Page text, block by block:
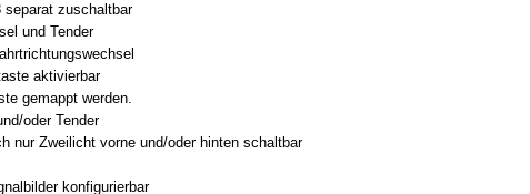
separat zuschaltbar
und Tender
aktivierbar
gemappt werden.
oder Tender
nur Zweilicht vorne und/oder hinten schaltbar
konfigurierbar